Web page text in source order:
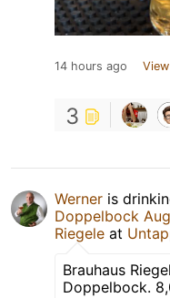
14 hours ago
3
Werner is
Doppelbock
Riegele at
Brauhaus
Doppelbock.